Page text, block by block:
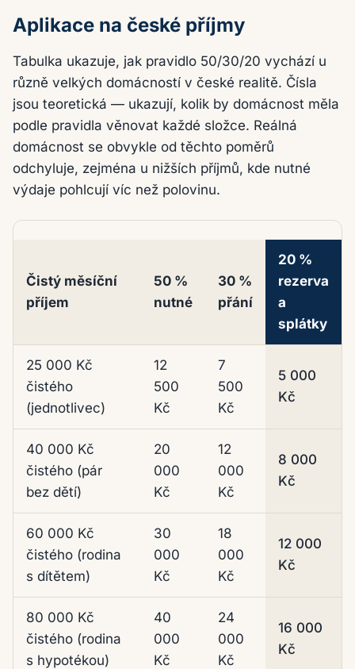
Aplikace na české příjmy
Tabulka ukazuje, jak pravidlo 50/30/20 vychází u
různě velkých domácností v české realitě. Čísla
jsou teoretická — ukazují, kolik by domácnost měla
podle pravidla věnovat každé složce. Reálná
domácnost se obvykle od těchto poměrů
odchyluje, zejména u nižších příjmů, kde nutné
výdaje pohlcují víc než polovinu.
Čistý měsíční
příjem
50 %
nutné
30 %
přání
20 %
rezerva
a
splátky
25 000 Kč
čistého
(jednotlivec)
12
500
Kč
7
500
Kč
5 000
Kč
40 000 Kč
čistého (pár
bez dětí)
20
000
Kč
12
000
Kč
8 000
Kč
60 000 Kč
čistého (rodina
s dítětem)
30
000
Kč
18
000
Kč
12 000
Kč
80 000 Kč
čistého (rodina
s hypotékou)
40
000
Kč
24
000
Kč
16 000
Kč